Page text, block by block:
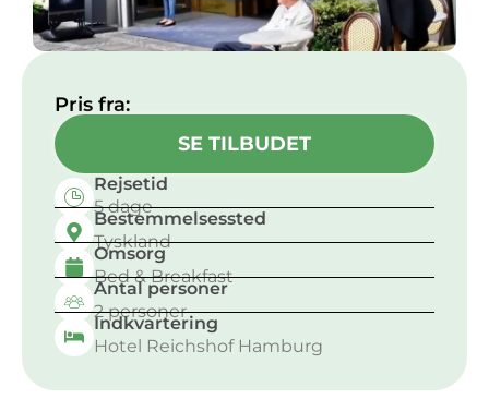
Pris fra:
SE TILBUDET
Rejsetid
5 dage
Bestemmelsessted
Tyskland
Omsorg
Bed & Breakfast
Antal personer
2 personer
Indkvartering
Hotel Reichshof Hamburg